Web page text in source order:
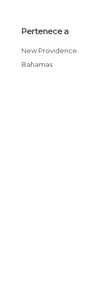
Pertenece a
New Providence
Bahamas